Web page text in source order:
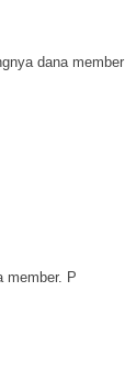
dana member
member. P